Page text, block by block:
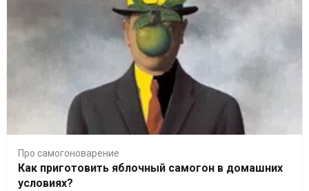
Про самогоноварение
Как приготовить яблочный самогон в домашних
условиях?